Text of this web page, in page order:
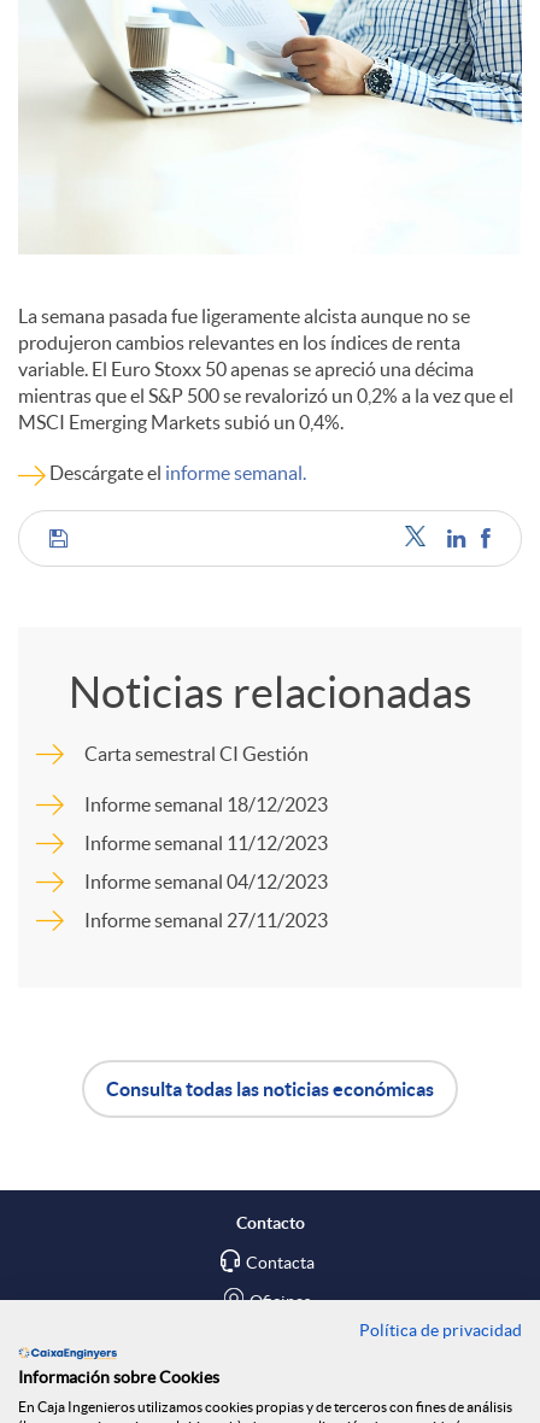
o
d
e
c
o
n
n
La semana pasada fue ligeramente alcista aunque no se
produjeron cambios relevantes en los índices de renta
variable. El Euro Stoxx 50 apenas se apreció una décima
mientras que el S&P 500 se revalorizó un 0,2% a la vez que el
MSCI Emerging Markets subió un 0,4%.
Descárgate el informe semanal.
C
m
p
a
r
n
Noticias relacionadas
Carta semestral CI Gestión
Informe semanal 18/12/2023
Informe semanal 11/12/2023
Informe semanal 04/12/2023
Informe semanal 27/11/2023
p
i
o
ó
Consulta todas las noticias económicas
Contacto
Contacta
Oficinas
Blog
Política de privacidad
Información sobre Cookies
En Caja Ingenieros utilizamos cookies propias y de terceros con fines de análisis